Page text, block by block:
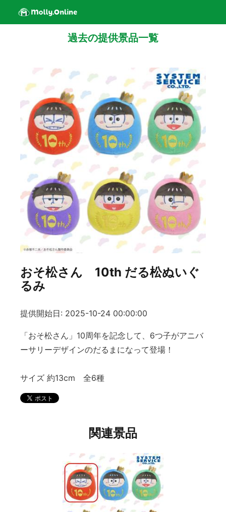
過去の提供景品一覧
おそ松さん 10th だる松ぬいぐ
るみ
提供開始日: 2025-10-24 00:00:00
「おそ松さん」10周年を記念して、6つ子がアニバ
ーサリーデザインのだるまになって登場！
サイズ 約13cm 全6種
関連景品